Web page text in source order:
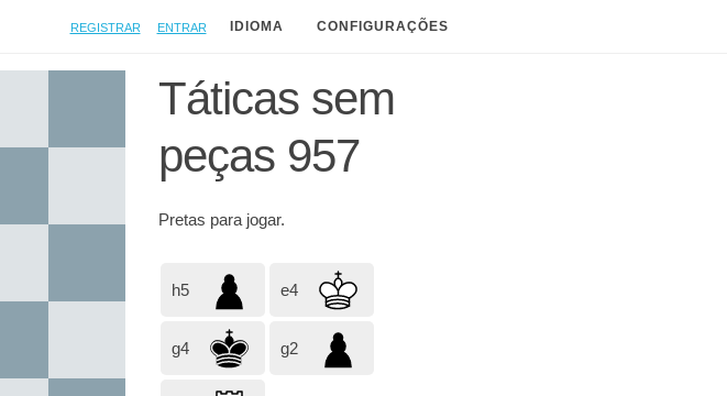
Registrar Entrar IDIOMA CONFIGURAÇÕES
Táticas sem
peças 957
Pretas para jogar.
h5 e4
g4 g2